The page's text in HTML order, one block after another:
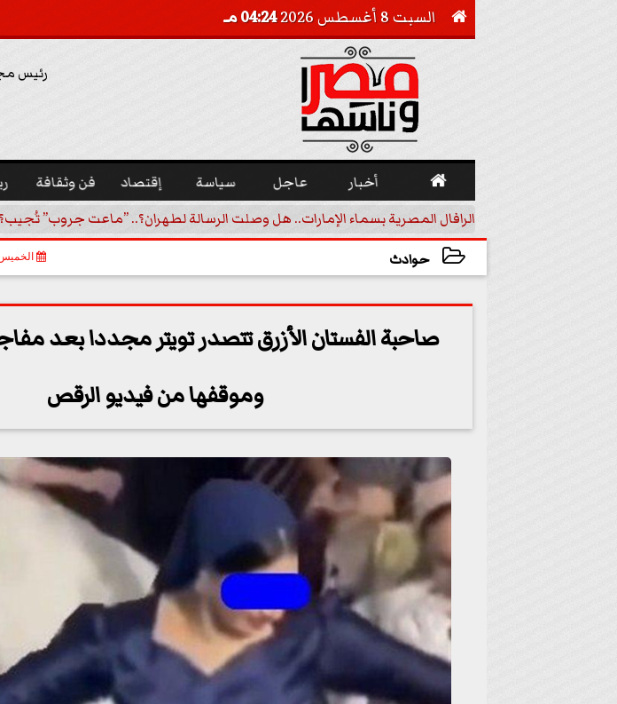
 السبت 8 أغسطس 2026 04:24 مـ
رئيس
 أخبار عاجل سياسة إقتصاد فن وثقافة
الرافال المصرية بسماء الإمارات.. هل وصلت الرسالة لطهران؟.. ”ماعت جروب”
حوادث الخميس، 22 يونيو
صاحبة الفستان الأزرق تتصدر تويتر مجددا بعد
وموقفها من فيديو الرقص